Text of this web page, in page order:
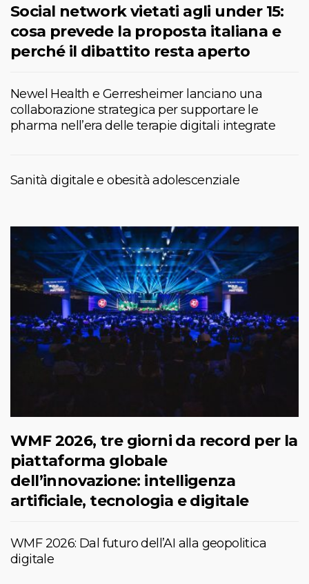
Social network vietati agli under 15:
cosa prevede la proposta italiana e
perché il dibattito resta aperto
Newel Health e Gerresheimer lanciano una
collaborazione strategica per supportare le
pharma nell’era delle terapie digitali integrate
Sanità digitale e obesità adolescenziale
WMF 2026, tre giorni da record per la
piattaforma globale
dell’innovazione: intelligenza
artificiale, tecnologia e digitale
WMF 2026: Dal futuro dell’AI alla geopolitica
digitale